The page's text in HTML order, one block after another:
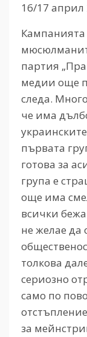
16/17 април
партия
медии още
следа.
че има
първата
готова за
група е
още има
всички
не желае да
толкова
сериозно
само по
за